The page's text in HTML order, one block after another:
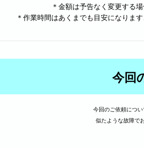
＊金額は予告なく変更する
＊作業時間はあくまでも目安になりま
今回
今回のご依頼につい
似たような故障で